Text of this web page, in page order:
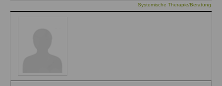
Systemische Therapie/Beratung